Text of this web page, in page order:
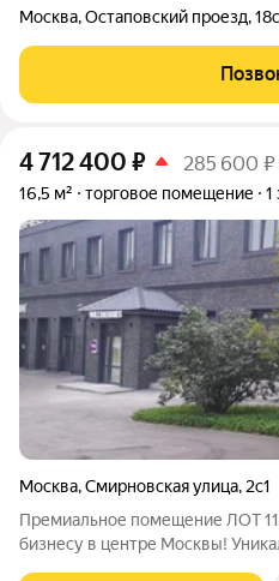
Москва,Остаповский проезд,
4 712 400 ₽ 285 600 ₽
16,5 м² торговое помещение 1
Москва,Смирновская улица, 2с1
Премиальное помещение ЛОТ
бизнесу в центре Москвы!